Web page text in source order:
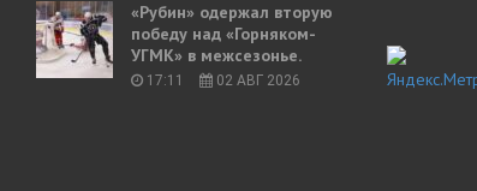
«Рубин» одержал вторую
победу над «Горняком-
УГМК» в межсезонье.
17:11 02 АВГ 2026